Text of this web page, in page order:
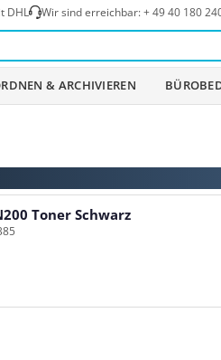
DHL Wir sind erreichbar:+ 49 40 180
& ARCHIVIEREN
Toner Schwarz